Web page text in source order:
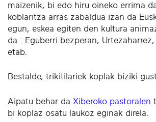
maizenik, bi edo hiru oineko errima
koblaritza arras zabaldua izan da
egun, eskea egiten den kultura
da : Eguberri bezperan,
etab.
Bestalde, trikitilariek koplak biziki
Aipatu behar da Xiberoko pastoralen
bi koplaz osatu laukoz eginak direla.